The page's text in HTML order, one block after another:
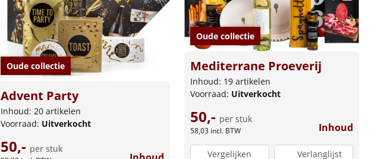
Oude collectie
Advent Party
Inhoud: 20 artikelen
Voorraad: Uitverkocht
50,- per stuk
Oude collectie
Mediterrane Proeverij
Inhoud: 19 artikelen
Voorraad: Uitverkocht
50,- per stuk
58,03 incl. BTW Inhoud
Vergelijken Verlanglijst